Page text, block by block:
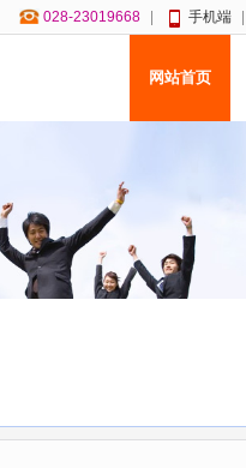
028-23019668 手机端
网站首页